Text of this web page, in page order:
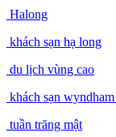
Halong
khách sạn hạ long
du lịch vùng cao
khách sạn
tuần trăng mật